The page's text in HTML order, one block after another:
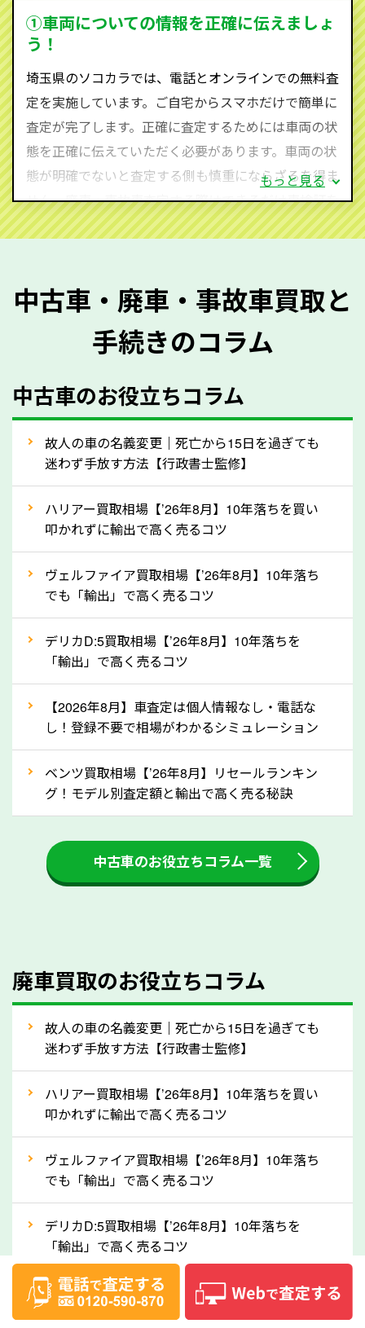
を実現し、お客様に利益を還元することができるので
す。
590-870）までお問い合わせ下さい。
査定・ご相談・見積もりはすべて無料で行います。安
心してお問い合わせください。
①車両についての情報を正確に伝えましょ
う！
埼玉県のソコカラでは、電話とオンラインでの無料査
定を実施しています。ご自宅からスマホだけで簡単に
査定が完了します。正確に査定するためには車両の状
態を正確に伝えていただく必要があります。車両の状
態が明確でないと査定する側も慎重にならざるを得ま
せん。廃車・事故車査定する際はできるだけ車検証を
ご準備ください。車検証があることで車両状態や年式
質問させていただく内容は以下の通りとなります。
メーカー／車種
型式／グレード
走行距離（例：約〇万キロ）
車検の満了日
内装や外装の状態
定を行い高価買取価格をつけやすくなります。
ってきます！
自動車税の還付金は、先に年払いしていた自動車税が
月割りで返還されるものです。ですから、自動車税の
還付金は早めに売却するほど多く還付されます。不要
な車は早めに廃車手続きをしたほうが良いでしょう。
③自動車税の還付金の扱いについて確認し
ましょう！
車を廃車にすると、自動車税の還付金を受け取ること
ができる場合があります。廃車買取業者の中には、還
付金をお客様に返還しない業者もあります。廃車査定
をする際には、自動車税の還付金の返還があるかどう
かを確認するようにしてください。埼玉県のソコカラ
人気の車種は廃車の状態でも、高価買取が可能です。
産車は高く買取が可能です。「廃車＝買取できない」
なら廃車の車も適正価格で買取できます。他社で買取
拒否となった車も価格がつく可能性があるので、諦め
ずに埼玉県の「ソコカラ」にご相談ください。古い車
でも高価買取が可能なケースは珍しくないため、まず
はWebで簡単にできる無料査定をお試しください。
実績」で確認できます。
⑤車内の簡単な清掃で買取価格アップも！
しばらく乗っていない車は、車内のシートや座席の下
が汚れていることも多いです。シミや汚れが付着して
もっと見る
中古車・廃車・事故車買取と
手続きのコラム
中古車のお役立ちコラム
故人の車の名義変更｜死亡から15日を過ぎても
迷わず手放す方法【行政書士監修】
ハリアー買取相場【’26年8月】10年落ちを買い
叩かれずに輸出で高く売るコツ
ヴェルファイア買取相場【’26年8月】10年落ち
でも「輸出」で高く売るコツ
デリカD:5買取相場【’26年8月】10年落ちを
「輸出」で高く売るコツ
【2026年8月】車査定は個人情報なし・電話な
し！登録不要で相場がわかるシミュレーション
ベンツ買取相場【’26年8月】リセールランキン
グ！モデル別査定額と輸出で高く売る秘訣
中古車のお役立ちコラム一覧
廃車買取のお役立ちコラム
故人の車の名義変更｜死亡から15日を過ぎても
迷わず手放す方法【行政書士監修】
ハリアー買取相場【’26年8月】10年落ちを買い
叩かれずに輸出で高く売るコツ
ヴェルファイア買取相場【’26年8月】10年落ち
でも「輸出」で高く売るコツ
デリカD:5買取相場【’26年8月】10年落ちを
「輸出」で高く売るコツ
【2026年8月】車査定は個人情報なし・電話な
し！登録不要で相場がわかるシミュレーション